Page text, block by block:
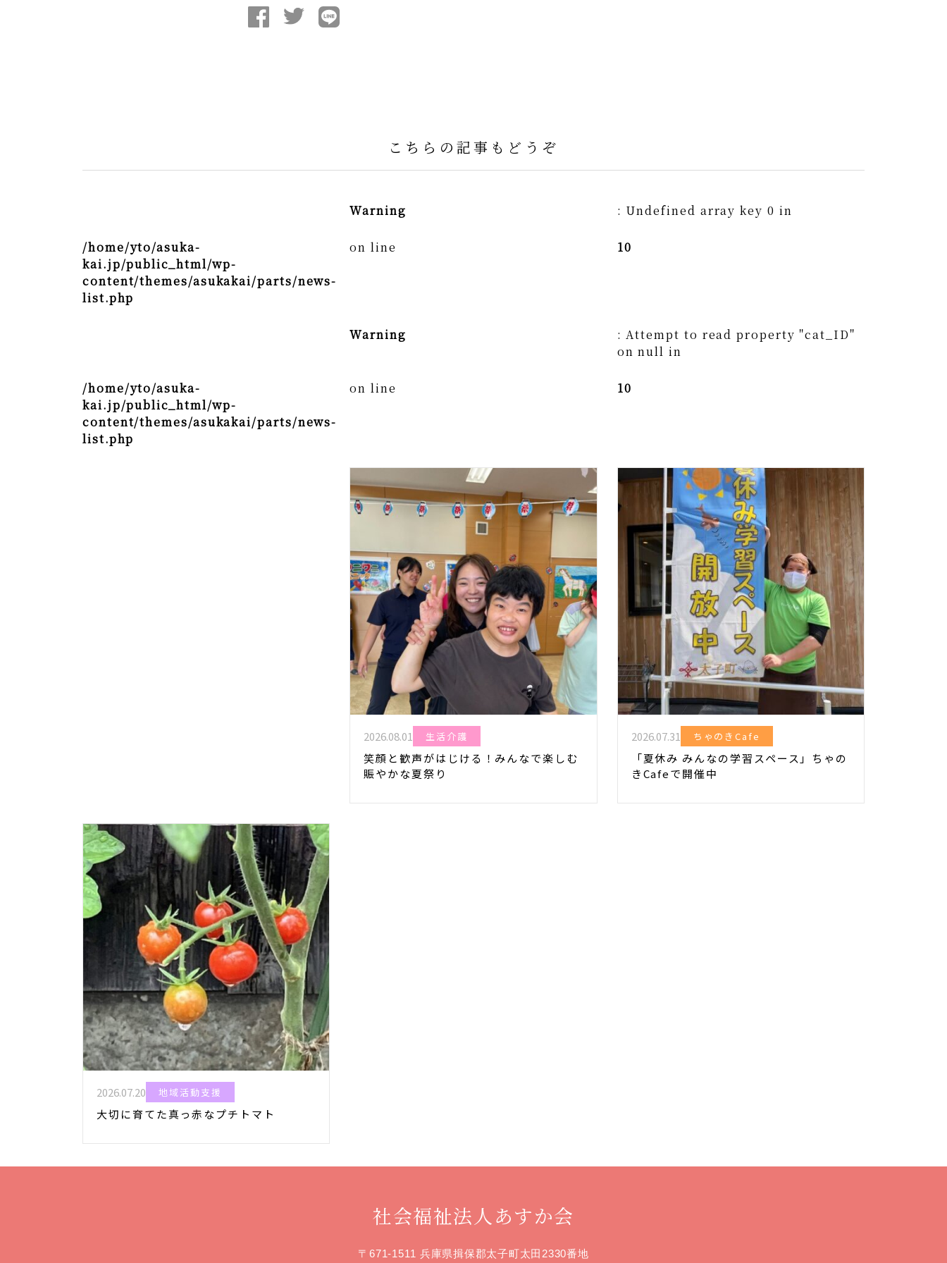
こちらの記事もどうぞ
Warning : Undefined array key 0 in
/home/yto/asuka-
kai.jp/public_html/wp-
content/themes/asukakai/parts/news-
list.php
on line 10
Warning
: Attempt to read property "cat_ID"
on null in
/home/yto/asuka-
kai.jp/public_html/wp-
content/themes/asukakai/parts/news-
list.php
on line 10
2026.08.01 生活介護
笑顔と歓声がはじける！みんなで楽しむ
賑やかな夏祭り
2026.07.31 ちゃのきCafe
「夏休み みんなの学習スペース」ちゃの
きCafeで開催中
2026.07.20 地域活動支援
大切に育てた真っ赤なプチトマト
社会福祉法人あすか会
〒671-1511 兵庫県揖保郡太子町太田2330番地